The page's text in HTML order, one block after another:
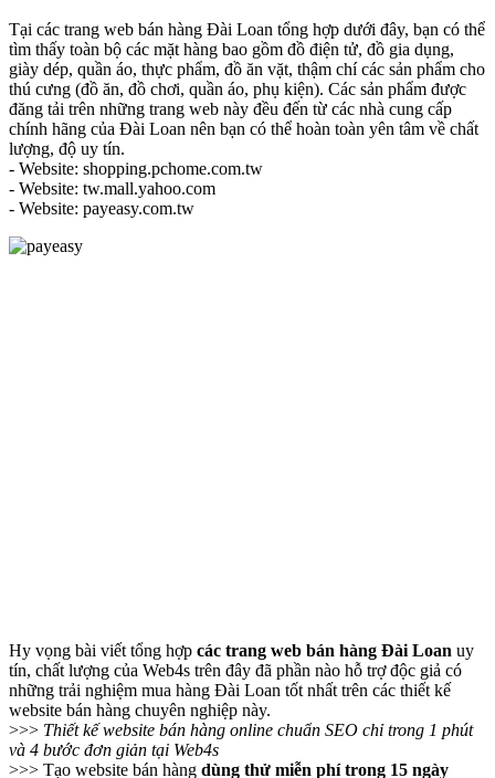
Tại các trang web bán hàng Đài Loan tổng hợp dưới đây, bạn có thể
tìm thấy toàn bộ các mặt hàng bao gồm đồ điện tử, đồ gia dụng,
giày dép, quần áo, thực phẩm, đồ ăn vặt, thậm chí các sản phẩm cho
thú cưng (đồ ăn, đồ chơi, quần áo, phụ kiện). Các sản phẩm được
đăng tải trên những trang web này đều đến từ các nhà cung cấp
chính hãng của Đài Loan nên bạn có thể hoàn toàn yên tâm về chất
lượng, độ uy tín.
- Website: shopping.pchome.com.tw
- Website: tw.mall.yahoo.com
- Website: payeasy.com.tw
Hy vọng bài viết tổng hợp các trang web bán hàng Đài Loan uy
tín, chất lượng của Web4s trên đây đã phần nào hỗ trợ độc giả có
những trải nghiệm mua hàng Đài Loan tốt nhất trên các thiết kế
website bán hàng chuyên nghiệp này.
>>> Thiết kế website bán hàng online chuẩn SEO chỉ trong 1 phút
và 4 bước đơn giản tại Web4s
>>> Tạo website bán hàng dùng thử miễn phí trong 15 ngày